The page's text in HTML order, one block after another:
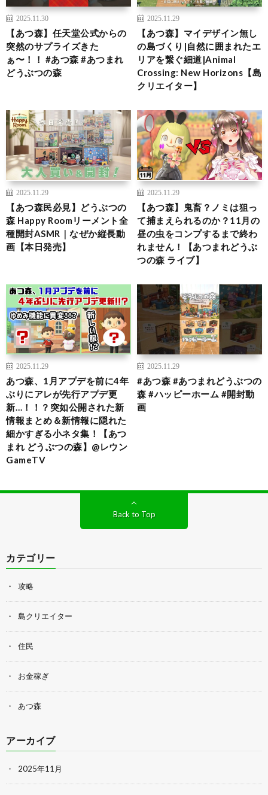
2025.11.30
【あつ森】任天堂公式からの
突然のサプライズきた
ぁ〜！！ #あつ森 #あつまれ
どうぶつの森
2025.11.29
【あつ森】マイデザイン無し
の島づくり|自然に囲まれたエ
リアを繋ぐ細道|Animal
Crossing: New Horizons【島
クリエイター】
2025.11.29
【あつ森民必見】どうぶつの
森 Happy Roomリーメント全
種開封ASMR｜なぜか縦長動
画【本日発売】
2025.11.29
【あつ森】鬼畜？ノミは狙っ
て捕まえられるのか？11月の
昼の虫をコンプするまで終わ
れません！【あつまれどうぶ
つの森 ライブ】
2025.11.29
あつ森、1月アプデを前に4年
ぶりにアレが先行アプデ更
新…！！？突如公開された新
情報まとめ＆新情報に隠れた
細かすぎる小ネタ集！【あつ
まれ どうぶつの森】@レウン
GameTV
2025.11.29
#あつ森 #あつまれどうぶつの
森 #ハッピーホーム #開封動
画
Back to Top
カテゴリー
攻略
島クリエイター
住民
お金稼ぎ
あつ森
アーカイブ
2025年11月